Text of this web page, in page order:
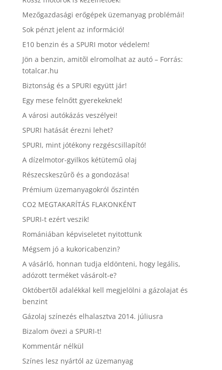
Mezőgazdasági erőgépek üzemanyag problémái!
Sok pénzt jelent az információ!
E10 benzin és a SPURI motor védelem!
Jön a benzin, amitõl elromolhat az autó – Forrás:
totalcar.hu
Biztonság és a SPURI együtt jár!
Egy mese felnőtt gyerekeknek!
A városi autókázás veszélyei!
SPURI hatását érezni lehet?
SPURI, mint jótékony rezgéscsillapító!
A dízelmotor-gyilkos kétütemű olaj
Részecskeszûrõ és a gondozása!
Prémium üzemanyagokról őszintén
CO2 MEGTAKARÍTÁS FLAKONKÉNT
SPURI-t ezért veszik!
Romániában képviseletet nyitottunk
Mégsem jó a kukoricabenzin?
A vásárló, honnan tudja eldönteni, hogy legális,
adózott terméket vásárolt-e?
Októbertõl adalékkal kell megjelölni a gázolajat és
benzint
Gázolaj színezés elhalasztva 2014. júliusra
Bizalom övezi a SPURI-t!
Kommentár nélkül
Színes lesz nyártól az üzemanyag